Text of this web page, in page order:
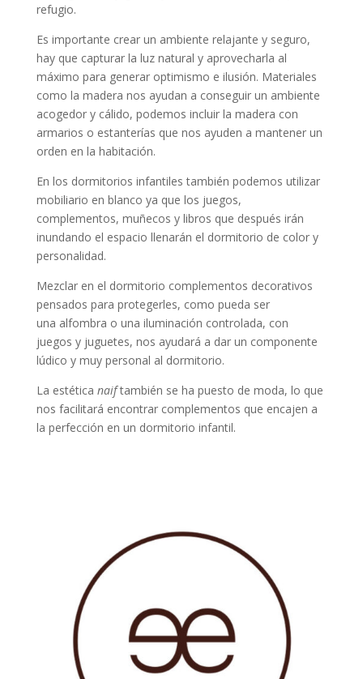
refugio.
Es importante crear un ambiente relajante y seguro,
hay que capturar la luz natural y aprovecharla al
máximo para generar optimismo e ilusión. Materiales
como la madera nos ayudan a conseguir un ambiente
acogedor y cálido, podemos incluir la madera con
armarios o estanterías que nos ayuden a mantener un
orden en la habitación.
En los dormitorios infantiles también podemos utilizar
mobiliario en blanco ya que los juegos,
complementos, muñecos y libros que después irán
inundando el espacio llenarán el dormitorio de color y
personalidad.
Mezclar en el dormitorio complementos decorativos
pensados para protegerles, como pueda ser
una alfombra o una iluminación controlada, con
juegos y juguetes, nos ayudará a dar un componente
lúdico y muy personal al dormitorio.
La estética naiftambién se ha puesto de moda, lo que
nos facilitará encontrar complementos que encajen a
la perfección en un dormitorio infantil.